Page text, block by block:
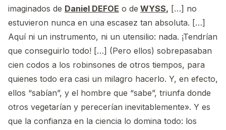
imaginados de Daniel DEFOE o de WYSS, […] no
estuvieron nunca en una escasez tan absoluta. […]
Aquí ni un instrumento, ni un utensilio: nada. ¡Tendrían
que conseguirlo todo! […] (Pero ellos) sobrepasaban
cien codos a los robinsones de otros tiempos, para
quienes todo era casi un milagro hacerlo. Y, en efecto,
ellos “sabían”, y el hombre que “sabe”, triunfa donde
otros vegetarían y perecerían inevitablemente». Y es
que la confianza en la ciencia lo domina todo: los